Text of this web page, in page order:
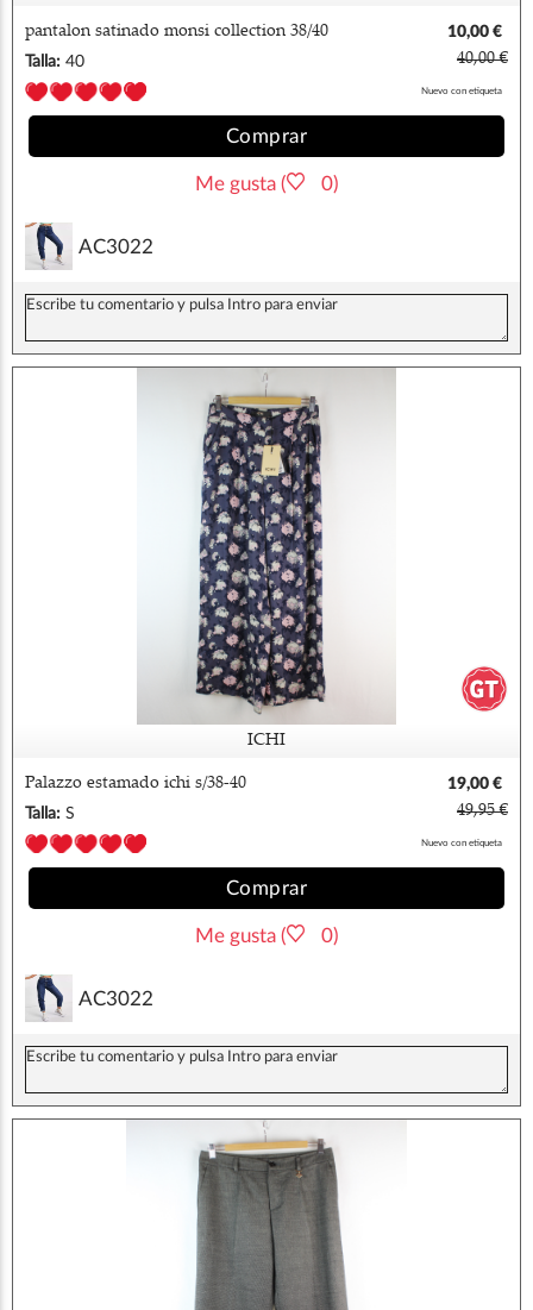
pantalon satinado monsi collection 38/40
10,00 €
Talla: 40 40,00 €
Nuevo con etiqueta
Comprar
Me gusta ( 0)
AC3022
ICHI
Palazzo estamado ichi s/38-40
19,00 €
Talla: S 49,95 €
Nuevo con etiqueta
Comprar
Me gusta ( 0)
AC3022